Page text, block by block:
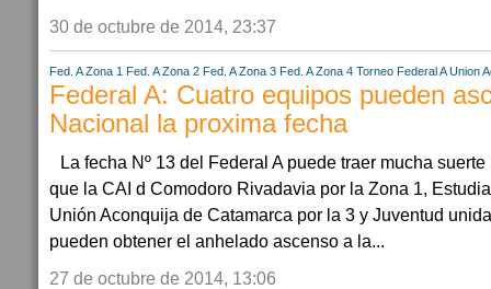
30 de octubre de 2014, 23:37
Fed. A Zona 1 Fed. A Zona 2 Fed. A Zona 3 Fed. A Zona 4 Torneo Federal A Union
Federal A: Cuatro equipos pueden
Nacional la proxima fecha
La fecha Nº 13 del Federal A puede traer mucha
que la CAI d Comodoro Rivadavia por la Zona 1,
Unión Aconquija de Catamarca por la 3 y Juventud
pueden obtener el anhelado ascenso a la...
27 de octubre de 2014, 13:06